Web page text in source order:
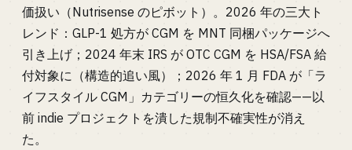
価扱い（Nutrisense のピボット）。2026 年の三大ト
レンド：GLP-1 処方が CGM を MNT 同梱パッケージへ
引き上げ；2024 年末 IRS が OTC CGM を HSA/FSA 給
付対象に（構造的追い風）；2026 年 1 月 FDA が「ラ
イフスタイル CGM」カテゴリーの恒久化を確認——以
前 indie プロジェクトを潰した規制不確実性が消え
た。